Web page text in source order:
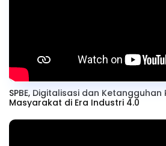
SPBE, Digitalisasi dan Ketangguhan
Masyarakat di Era Industri 4.0